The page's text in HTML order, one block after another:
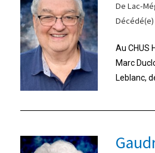
De Lac-
Décédé(e)
Au CHUS
Marc
Leblanc,